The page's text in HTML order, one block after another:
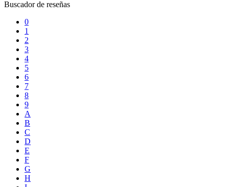
Buscador de reseñas
0
1
2
3
4
5
6
7
8
9
A
B
C
D
E
F
G
H